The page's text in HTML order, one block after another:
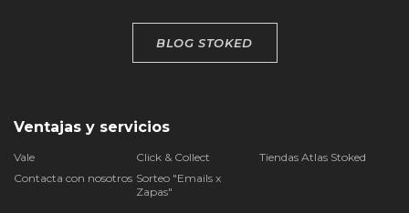
Ventajas y servicios
Vale Click & Collect
Tiendas Atlas Stoked
Contacta con nosotros Sorteo "Emails x
Zapas"
BLOG STOKED